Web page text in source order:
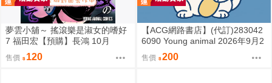
夢雲小舖～ 搖滾樂是淑女的嗜好
7 福田宏【預購】長鴻 10月
售價 120
【ACG網路書店】(代訂)283042
6090 Young animal 2026年9月2
5日號
售價 200